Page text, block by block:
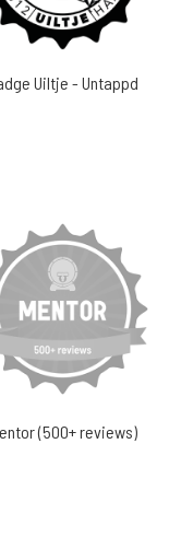
Uiltje - Untappd
(500+ reviews)